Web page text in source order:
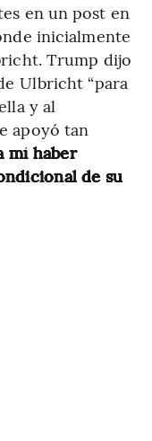
en un post en
inicialmente
Trump dijo
Ulbricht “para
y al
apoyó tan
mí haber
de su